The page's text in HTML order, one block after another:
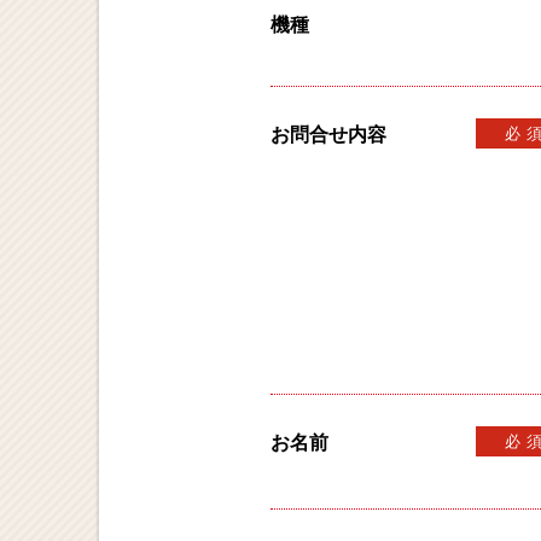
機種
お問合せ内容 必
お名前 必